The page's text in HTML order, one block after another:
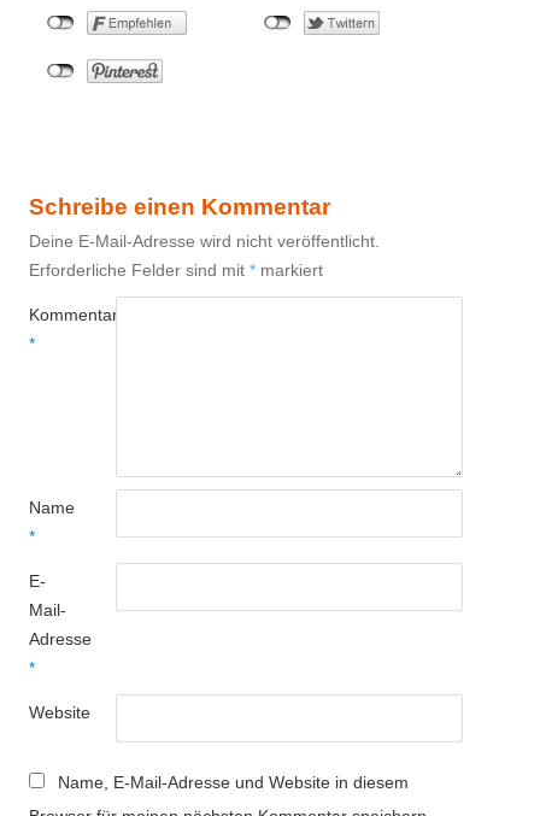
Schreibe einen Kommentar
Deine E-Mail-Adresse wird nicht veröffentlicht.
Erforderliche Felder sind mit * markiert
Kommentar
*
Name
*
E-
Mail-
Adresse
*
Website
Name, E-Mail-Adresse und Website in diesem